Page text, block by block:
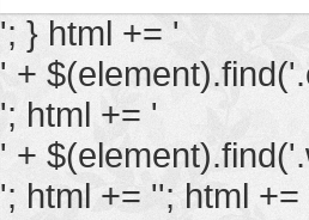
'; } html += '
' +
'; html += '
' +
'; html += ''; html +=